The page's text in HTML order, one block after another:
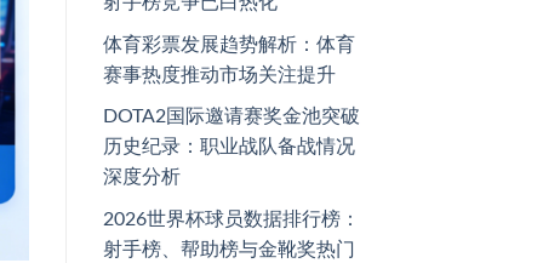
体育彩票发展趋势解析：体育
赛事热度推动市场关注提升
DOTA2国际邀请赛奖金池突破
历史纪录：职业战队备战情况
深度分析
2026世界杯球员数据排行榜：
射手榜、帮助榜与金靴奖热门